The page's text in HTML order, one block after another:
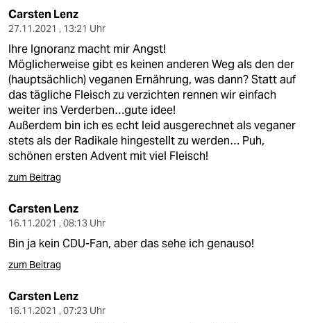
Carsten Lenz
27.11.2021 , 13:21 Uhr
Ihre Ignoranz macht mir Angst!
Möglicherweise gibt es keinen anderen Weg als den der
(hauptsächlich) veganen Ernährung, was dann? Statt auf
das tägliche Fleisch zu verzichten rennen wir einfach
weiter ins Verderben…gute idee!
Außerdem bin ich es echt leid ausgerechnet als veganer
stets als der Radikale hingestellt zu werden… Puh,
schönen ersten Advent mit viel Fleisch!
zum Beitrag
Carsten Lenz
16.11.2021 , 08:13 Uhr
Bin ja kein CDU-Fan, aber das sehe ich genauso!
zum Beitrag
Carsten Lenz
16.11.2021 , 07:23 Uhr